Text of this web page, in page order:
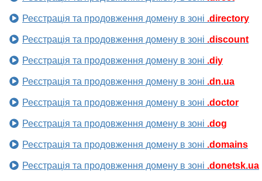
Реєстрація та продовження домену в зоні .directory
Реєстрація та продовження домену в зоні .discount
Реєстрація та продовження домену в зоні .diy
Реєстрація та продовження домену в зоні .dn.ua
Реєстрація та продовження домену в зоні .doctor
Реєстрація та продовження домену в зоні .dog
Реєстрація та продовження домену в зоні .domains
Реєстрація та продовження домену в зоні .donetsk.ua